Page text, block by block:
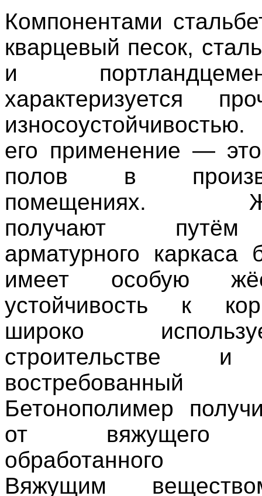
Компонентами
кварцевый песок,
и
характеризуется
его применение — это
полов в
помещениях.
получают
арматурного каркаса
имеет особую
устойчивость к
широко
строительстве и
востребованный
Бетонополимер
от вяжущего
обработанного
Вяжущим